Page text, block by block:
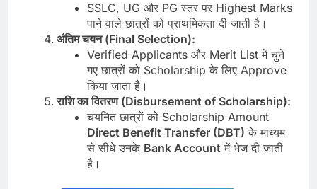
SSLC, UG और PG स्तर पर Highest Marks
पाने वाले छात्रों को प्राथमिकता दी जाती है।
अंतिम चयन (Final Selection):
Verified Applicants और Merit List में चुने
गए छात्रों को Scholarship के लिए Approve
किया जाता है।
राशि का वितरण (Disbursement of Scholarship):
चयनित छात्रों को Scholarship Amount
Direct Benefit Transfer (DBT) के माध्यम
से सीधे उनके Bank Account में भेज दी जाती
है।